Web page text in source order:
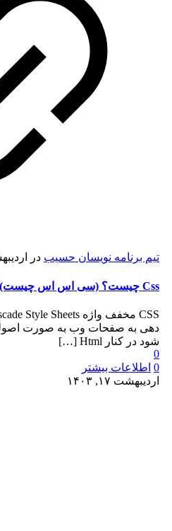
تیم برنامه نویسان حسیب در اردیبهشت
Css چیست؟ (سی اس اس چیست)
دهی به صفحات وب به صورت
شود در کنار Html
[…]
0
0 اطلاعات بیشتر
اردیبهشت ۱۷, ۱۴۰۳